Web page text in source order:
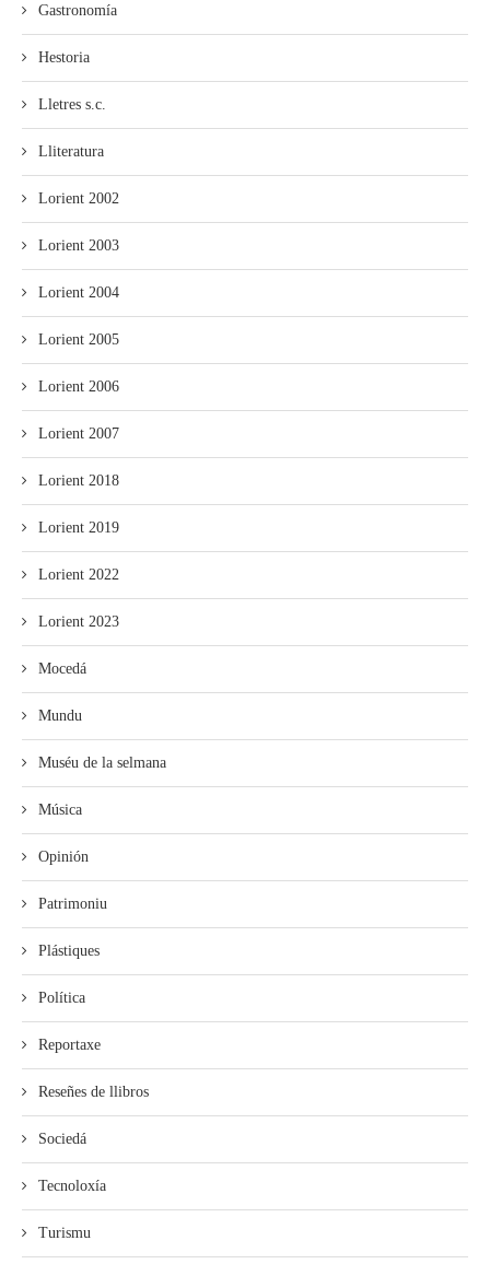
Gastronomía
Hestoria
Lletres s.c.
Lliteratura
Lorient 2002
Lorient 2003
Lorient 2004
Lorient 2005
Lorient 2006
Lorient 2007
Lorient 2018
Lorient 2019
Lorient 2022
Lorient 2023
Mocedá
Mundu
Muséu de la selmana
Música
Opinión
Patrimoniu
Plástiques
Política
Reportaxe
Reseñes de llibros
Sociedá
Tecnoloxía
Turismu